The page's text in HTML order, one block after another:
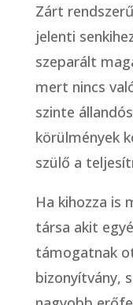
Zárt
jelenti
szeparált
mert nincs
szinte
körülmények
szülő a
Ha kihozza is
társa akit
támogatnak
bizonyítvány,